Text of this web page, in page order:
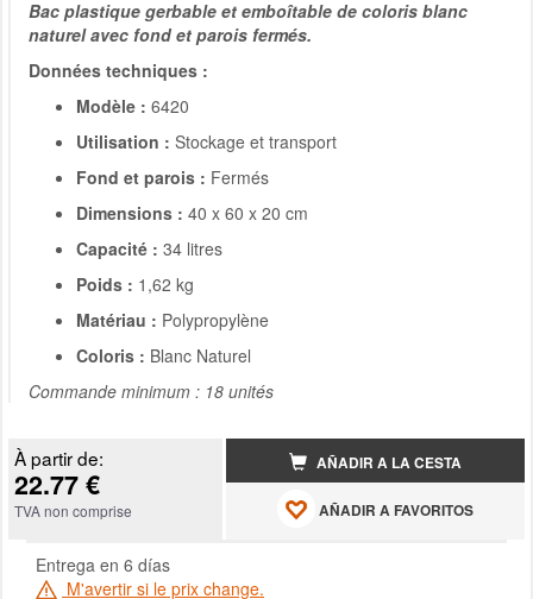
Bac plastique gerbable et emboîtable de coloris blanc
naturel avec fond et parois fermés.
Données techniques :
Modèle : 6420
Utilisation : Stockage et transport
Fond et parois : Fermés
Dimensions : 40 x 60 x 20 cm
Capacité : 34 litres
Poids : 1,62 kg
Matériau : Polypropylène
Coloris : Blanc Naturel
Commande minimum : 18 unités
À partir de:
22.77 €
TVA non comprise
AÑADIR A LA CESTA
AÑADIR A FAVORITOS
Entrega en 6 días
M'avertir si le prix change.